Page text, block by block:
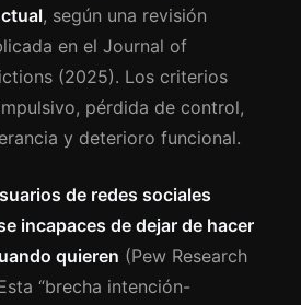
, según una revisión
en el Journal of
(2025). Los criterios
pérdida de control,
y deterioro funcional.
de redes sociales
incapaces de dejar de hacer
quieren (Pew Research
“brecha intención-